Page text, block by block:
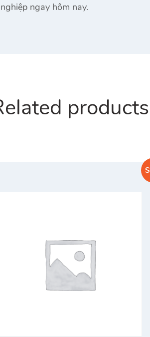
ngay hôm nay.
products